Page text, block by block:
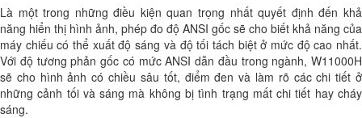
Là một trong những điều kiện quan trọng nhất quyết định đến khả
năng hiển thị hình ảnh, phép đo độ ANSI gốc sẽ cho biết khả năng của
máy chiếu có thể xuất độ sáng và độ tối tách biệt ở mức độ cao nhất.
Với độ tương phản gốc có mức ANSI dẫn đầu trong ngành, W11000H
sẽ cho hình ảnh có chiều sâu tốt, điểm đen và làm rõ các chi tiết ở
những cảnh tối và sáng mà không bị tình trạng mất chi tiết hay cháy
sáng.